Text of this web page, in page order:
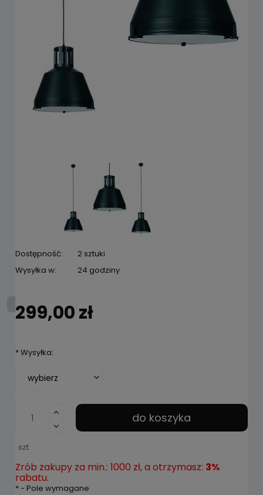
Dostępność:
2 sztuki
Wysyłka w:
24 godziny
299,00 zł
*Wysyłka:
szt.
do koszyka
Zrób zakupy za min.: 1000 zł, a otrzymasz: 3%
rabatu.
*- Pole wymagane